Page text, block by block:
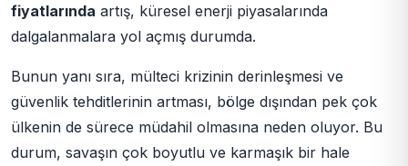
fiyatlarında artış, küresel enerji piyasalarında
dalgalanmalara yol açmış durumda.
Bunun yanı sıra, mülteci krizinin derinleşmesi ve
güvenlik tehditlerinin artması, bölge dışından pek çok
ülkenin de sürece müdahil olmasına neden oluyor. Bu
durum, savaşın çok boyutlu ve karmaşık bir hale